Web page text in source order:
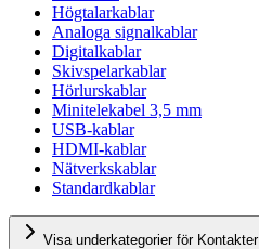
Högtalarkablar
Analoga signalkablar
Digitalkablar
Skivspelarkablar
Hörlurskablar
Minitelekabel 3,5 mm
USB-kablar
HDMI-kablar
Nätverkskablar
Standardkablar
Visa underkategorier för Kontakter